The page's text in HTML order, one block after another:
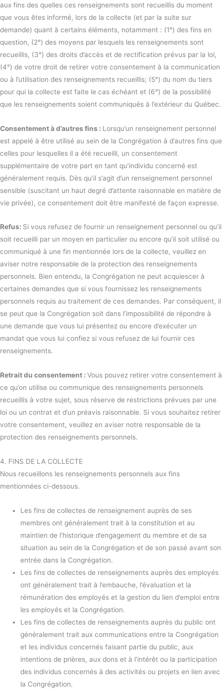
aux fins des quelles ces renseignements sont recueillis du moment
que vous êtes informé, lors de la collecte (et par la suite sur
demande) quant à certains éléments, notamment : (1°) des fins en
question, (2°) des moyens par lesquels les renseignements sont
recueillis, (3°) des droits d’accès et de rectification prévus par la loi,
(4°) de votre droit de retirer votre consentement à la communication
ou à l’utilisation des renseignements recueillis; (5°) du nom du tiers
pour qui la collecte est faite le cas échéant et (6°) de la possibilité
que les renseignements soient communiqués à l’extérieur du Québec.
Consentement à d’autres fins : Lorsqu’un renseignement personnel
est appelé à être utilisé au sein de la Congrégation à d’autres fins que
celles pour lesquelles il a été recueilli, un consentement
supplémentaire de votre part en tant qu’individu concerné est
généralement requis. Dès qu’il s’agit d’un renseignement personnel
sensible (suscitant un haut degré d’attente raisonnable en matière de
vie privée), ce consentement doit être manifesté de façon expresse.
Refus: Si vous refusez de fournir un renseignement personnel ou qu’il
soit recueilli par un moyen en particulier ou encore qu’il soit utilisé ou
communiqué à une fin mentionnée lors de la collecte, veuillez en
aviser notre responsable de la protection des renseignements
personnels. Bien entendu, la Congrégation ne peut acquiescer à
certaines demandes que si vous fournissez les renseignements
personnels requis au traitement de ces demandes. Par conséquent, il
se peut que la Congrégation soit dans l’impossibilité de répondre à
une demande que vous lui présentez ou encore d’exécuter un
mandat que vous lui confiez si vous refusez de lui fournir ces
renseignements.
Retrait du consentement : Vous pouvez retirer votre consentement à
ce qu’on utilise ou communique des renseignements personnels
recueillis à votre sujet, sous réserve de restrictions prévues par une
loi ou un contrat et d’un préavis raisonnable. Si vous souhaitez retirer
votre consentement, veuillez en aviser notre responsable de la
protection des renseignements personnels.
4. FINS DE LA COLLECTE
Nous recueillons les renseignements personnels aux fins
mentionnées ci-dessous.
Les fins de collectes de renseignement auprès de ses
membres ont généralement trait à la constitution et au
maintien de l’historique d’engagement du membre et de sa
situation au sein de la Congrégation et de son passé avant son
entrée dans la Congrégation.
Les fins de collectes de renseignements auprès des employés
ont généralement trait à l’embauche, l’évaluation et la
rémunération des employés et la gestion du lien d’emploi entre
les employés et la Congrégation.
Les fins de collectes de renseignements auprès du public ont
généralement trait aux communications entre la Congrégation
et les individus concernés faisant partie du public, aux
intentions de prières, aux dons et à l’intérêt ou la participation
des individus concernés à des activités ou projets en lien avec
la Congrégation.